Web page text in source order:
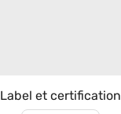
Label et certification